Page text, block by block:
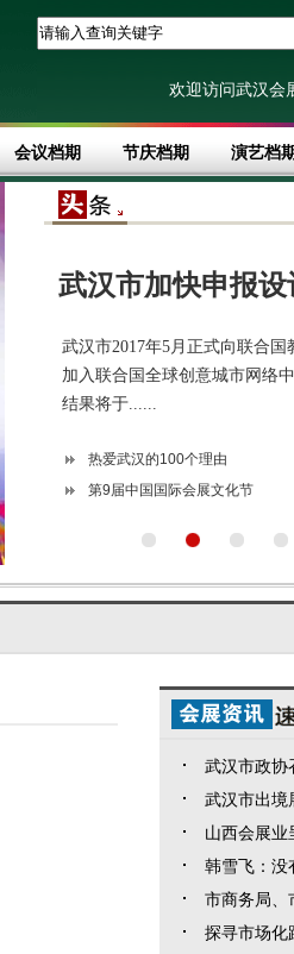
欢迎访问武汉
会议档期 节庆档期 演艺档期
武汉市加快申报
武汉市2017年5月正式向联合
加入联合国全球创意城市网络
结果将于......
热爱武汉的100个理由
第9届中国国际会展文化节
武汉市政协
武汉市出境
山西会展业
韩雪飞：没
市商务局、
探寻市场化